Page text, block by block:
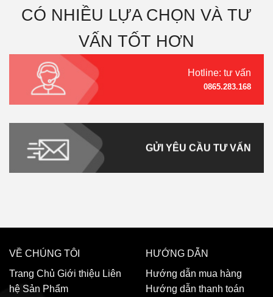
CÓ NHIỀU LỰA CHỌN VÀ TƯ
VẤN TỐT HƠN
Hotline: tư vấn
0865.283.168
GỬI YÊU CẦU TƯ VẤN
VỀ CHÚNG TÔI
Trang Chủ Giới thiệu Liên
hệ Sản Phẩm
HƯỚNG DẪN
Hướng dẫn mua hàng
Hướng dẫn thanh toán